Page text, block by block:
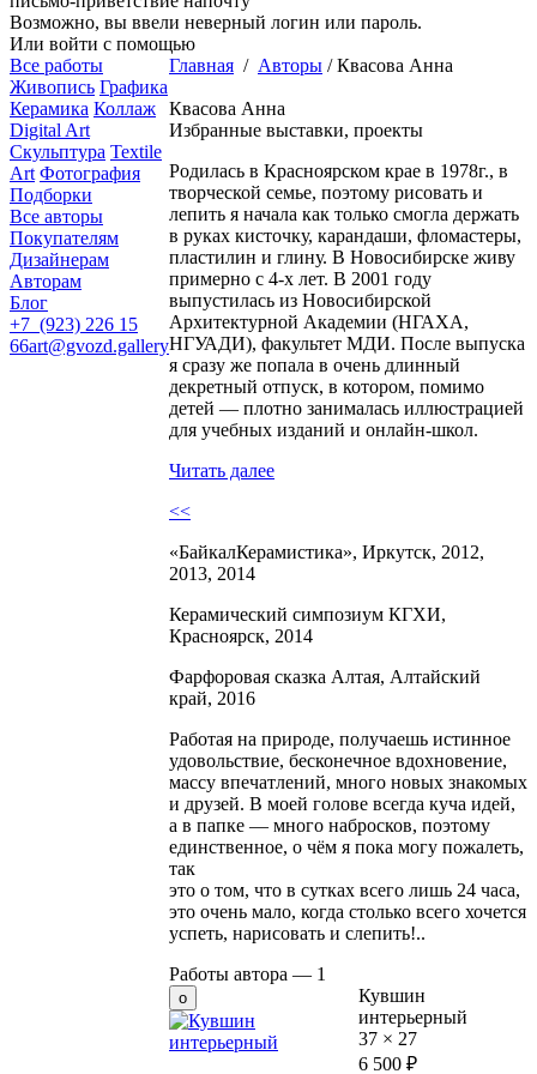
Возможно, вы ввели неверный логин или пароль.
Или войти с помощью
Все работы
Живопись Графика
Керамика Коллаж
Digital Art
Скульптура Textile
Art Фотография
Подборки
Все авторы
Покупателям
Дизайнерам
Авторам
Блог
+7 (923) 226 15
66art@gvozd.gallery
Главная / Авторы / Квасова Анна
Квасова Анна
Избранные выставки, проекты
Родилась в Красноярском крае в 1978г., в
творческой семье, поэтому рисовать и
лепить я начала как только смогла держать
в руках кисточку, карандаши, фломастеры,
пластилин и глину. В Новосибирске живу
примерно с 4-х лет. В 2001 году
выпустилась из Новосибирской
Архитектурной Академии (НГАХА,
НГУАДИ), факультет МДИ. После выпуска
я сразу же попала в очень длинный
декретный отпуск, в котором, помимо
детей — плотно занималась иллюстрацией
для учебных изданий и онлайн-школ.
Читать далее
<<
«БайкалКерамистика», Иркутск, 2012,
2013, 2014
Керамический симпозиум КГХИ,
Красноярск, 2014
Фарфоровая сказка Алтая, Алтайский
край, 2016
Работая на природе, получаешь истинное
удовольствие, бесконечное вдохновение,
массу впечатлений, много новых знакомых
и друзей. В моей голове всегда куча идей,
а в папке — много набросков, поэтому
единственное, о чём я пока могу пожалеть,
так
это о том, что в сутках всего лишь 24 часа,
это очень мало, когда столько всего хочется
успеть, нарисовать и слепить!..
Работы автора — 1
Кувшин
интерьерный
37× 27
6 500 ₽